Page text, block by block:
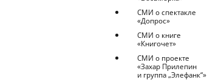
СМИ о спектакле
«Допрос»
СМИ о книге
«Книгочет»
СМИ о проекте
«Захар Прилепин
и группа „Элефанк“»